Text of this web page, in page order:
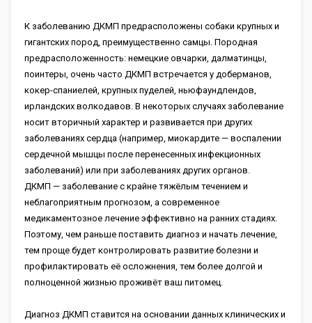
К заболеванию ДКМП предрасположены собаки крупных и
гигантских пород, преимущественно самцы. Породная
предрасположенность: немецкие овчарки, далматинцы,
поинтеры, очень часто ДКМП встречается у доберманов,
кокер-спаниелей, крупных пуделей, ньюфаундлендов,
ирландских волкодавов. В некоторых случаях заболевание
носит вторичный характер и развивается при других
заболеваниях сердца (например, миокардите — воспалении
сердечной мышцы после перенесенных инфекционных
заболеваний) или при заболеваниях других органов.
ДКМП — заболевание с крайне тяжёлым течением и
неблагоприятным прогнозом, а современное
медикаментозное лечение эффективно на ранних стадиях.
Поэтому, чем раньше поставить диагноз и начать лечение,
тем проще будет контролировать развитие болезни и
профилактировать её осложнения, тем более долгой и
полноценной жизнью проживёт ваш питомец.
Диагноз ДКМП ставится на основании данных клинических и